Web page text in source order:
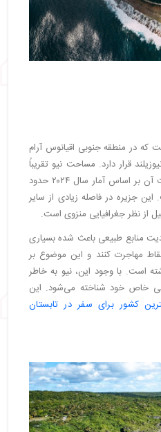
در منطقه جنوبی اقیانوس آرام
قرار دارد. مساحت نیو تقریباً
۲۶۰ کیلومتر مربع است و جمعیت آن بر اساس آمار سال ۲۰۲۴ حدود
این جزیره در فاصله زیادی از سایر
از نظر جغرافیایی منزوی است.
منابع طبیعی باعث شده بسیاری
مهاجرت کنند و این موضوع بر
است. با وجود این، نیو به خاطر
خاص خود شناخته می‌شود. این
کشور برای سفر در تابستان